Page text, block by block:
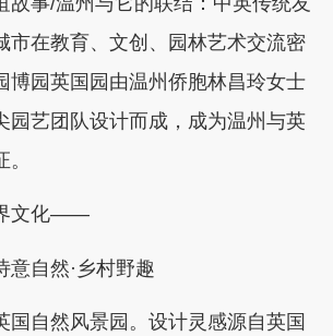
市在教育、文创、园林艺术交流密
博园英国园由温州侨胞林昌玲女士
园艺团队设计而成，成为温州与英
文化——
自然·乡村野趣
自然风景园。设计灵感源自英国